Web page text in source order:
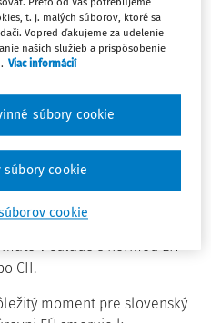
slovenský
domáca úprava sa týmto
pred plnou implementáciou
materiálov
že novela zákona o DPH
k elektronickej fakturácii
riaditeľstvu a že v
osobitný rámec vrátane
správa zároveň vo
uvádza, že od 1. januára
vyhotovovať iba elektronické
v súlade s normou EN
CII.
moment pre slovenský
t. j. malých súborov, ktoré sa
Vopred ďakujeme za udelenie
našich služieb a prispôsobenie
Viac informácií
cookie
súbory cookie
cookie